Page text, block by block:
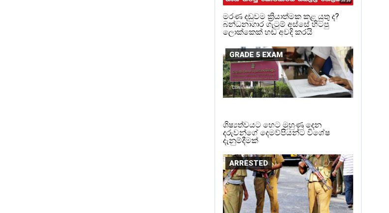
මරණ දඩුවම ක්‍රියාත්මක කළ යුතු ද?
බන්ධනාගාර ගැටුම් අස්සේ හිටපු
ලොක්කෙක් හඬ අවදි කරයි
GRADE 5 EXAM
ශිෂ්‍යත්වයට හෙට මුහුණු දෙන
දරුවන්ගේ දෙමව්පියන්ට විශේෂ
දැනුම්දීමක්
ARRESTED